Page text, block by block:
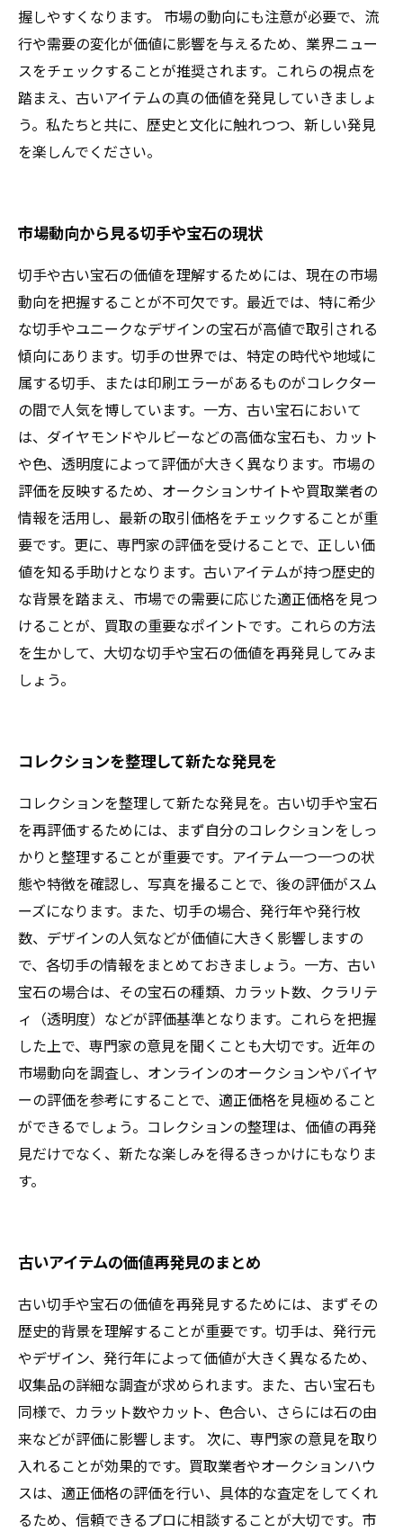
握しやすくなります。 市場の動向にも注意が必要で、流
行や需要の変化が価値に影響を与えるため、業界ニュー
スをチェックすることが推奨されます。これらの視点を
踏まえ、古いアイテムの真の価値を発見していきましょ
う。私たちと共に、歴史と文化に触れつつ、新しい発見
を楽しんでください。
市場動向から見る切手や宝石の現状
切手や古い宝石の価値を理解するためには、現在の市場
動向を把握することが不可欠です。最近では、特に希少
な切手やユニークなデザインの宝石が高値で取引される
傾向にあります。切手の世界では、特定の時代や地域に
属する切手、または印刷エラーがあるものがコレクター
の間で人気を博しています。一方、古い宝石において
は、ダイヤモンドやルビーなどの高価な宝石も、カット
や色、透明度によって評価が大きく異なります。市場の
評価を反映するため、オークションサイトや買取業者の
情報を活用し、最新の取引価格をチェックすることが重
要です。更に、専門家の評価を受けることで、正しい価
値を知る手助けとなります。古いアイテムが持つ歴史的
な背景を踏まえ、市場での需要に応じた適正価格を見つ
けることが、買取の重要なポイントです。これらの方法
を生かして、大切な切手や宝石の価値を再発見してみま
しょう。
コレクションを整理して新たな発見を
コレクションを整理して新たな発見を。古い切手や宝石
を再評価するためには、まず自分のコレクションをしっ
かりと整理することが重要です。アイテム一つ一つの状
態や特徴を確認し、写真を撮ることで、後の評価がスム
ーズになります。また、切手の場合、発行年や発行枚
数、デザインの人気などが価値に大きく影響しますの
で、各切手の情報をまとめておきましょう。一方、古い
宝石の場合は、その宝石の種類、カラット数、クラリテ
ィ（透明度）などが評価基準となります。これらを把握
した上で、専門家の意見を聞くことも大切です。近年の
市場動向を調査し、オンラインのオークションやバイヤ
ーの評価を参考にすることで、適正価格を見極めること
ができるでしょう。コレクションの整理は、価値の再発
見だけでなく、新たな楽しみを得るきっかけにもなりま
す。
古いアイテムの価値再発見のまとめ
古い切手や宝石の価値を再発見するためには、まずその
歴史的背景を理解することが重要です。切手は、発行元
やデザイン、発行年によって価値が大きく異なるため、
収集品の詳細な調査が求められます。また、古い宝石も
同様で、カラット数やカット、色合い、さらには石の由
来などが評価に影響します。 次に、専門家の意見を取り
入れることが効果的です。買取業者やオークションハウ
スは、適正価格の評価を行い、具体的な査定をしてくれ
るため、信頼できるプロに相談することが大切です。市